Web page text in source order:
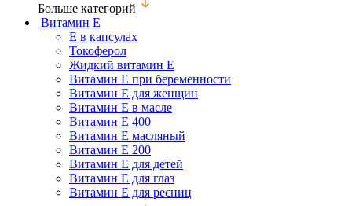
Больше категорий
Витамин Е
Е в капсулах
Токоферол
Жидкий витамин Е
Витамин Е при беременности
Витамин Е для женщин
Витамин Е в масле
Витамин Е 400
Витамин Е масляный
Витамин Е 200
Витамин Е для детей
Витамин Е для глаз
Витамин Е для ресниц